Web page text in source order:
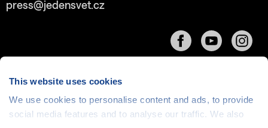
This website uses cookies
We use cookies to personalise content and ads, to provide
social media features and to analyse our traffic. We also
press@jedensvet.cz
Cookies| © 1999-2026 Člověk v tísni o.p.s., web běží